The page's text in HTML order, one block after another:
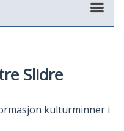
Slidre
kulturminner i